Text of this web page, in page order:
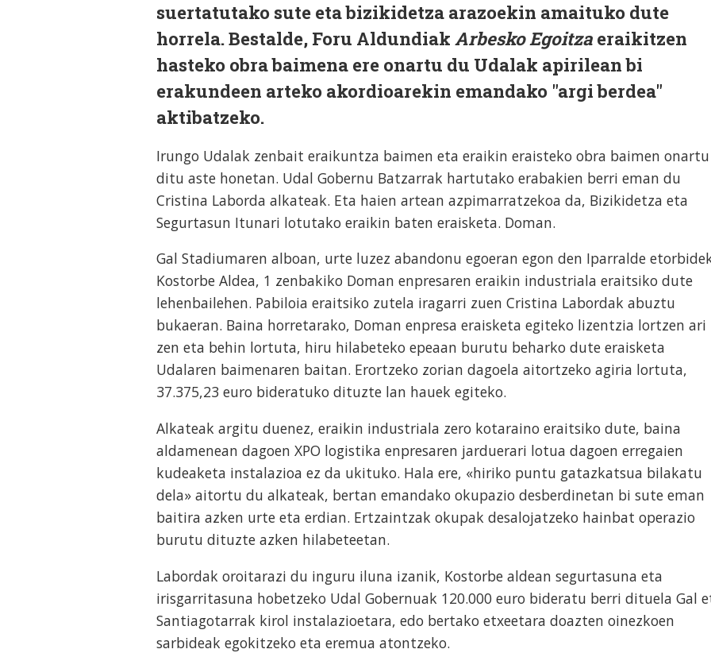
suertatutako sute eta bizikidetza arazoekin amaituko dute
horrela. Bestalde, Foru Aldundiak Arbesko Egoitza eraikitzen
hasteko obra baimena ere onartu du Udalak apirilean bi
erakundeen arteko akordioarekin emandako "argi berdea"
aktibatzeko.
Irungo Udalak zenbait eraikuntza baimen eta eraikin eraisteko obra baimen onartu
ditu aste honetan. Udal Gobernu Batzarrak hartutako erabakien berri eman du
Cristina Laborda alkateak. Eta haien artean azpimarratzekoa da, Bizikidetza eta
Segurtasun Itunari lotutako eraikin baten eraisketa. Doman.
Gal Stadiumaren alboan, urte luzez abandonu egoeran egon den Iparralde
Kostorbe Aldea, 1 zenbakiko Doman enpresaren eraikin industriala eraitsiko dute
lehenbailehen. Pabiloia eraitsiko zutela iragarri zuen Cristina Labordak abuztu
bukaeran. Baina horretarako, Doman enpresa eraisketa egiteko lizentzia lortzen ari
zen eta behin lortuta, hiru hilabeteko epeaan burutu beharko dute eraisketa
Udalaren baimenaren baitan. Erortzeko zorian dagoela aitortzeko agiria lortuta,
37.375,23 euro bideratuko dituzte lan hauek egiteko.
Alkateak argitu duenez, eraikin industriala zero kotaraino eraitsiko dute, baina
aldamenean dagoen XPO logistika enpresaren jarduerari lotua dagoen erregaien
kudeaketa instalazioa ez da ukituko. Hala ere, «hiriko puntu gatazkatsua bilakatu
dela» aitortu du alkateak, bertan emandako okupazio desberdinetan bi sute eman
baitira azken urte eta erdian. Ertzaintzak okupak desalojatzeko hainbat operazio
burutu dituzte azken hilabeteetan.
Labordak oroitarazi du inguru iluna izanik, Kostorbe aldean segurtasuna eta
irisgarritasuna hobetzeko Udal Gobernuak 120.000 euro bideratu berri dituela Gal
Santiagotarrak kirol instalazioetara, edo bertako etxeetara doazten oinezkoen
sarbideak egokitzeko eta eremua atontzeko.